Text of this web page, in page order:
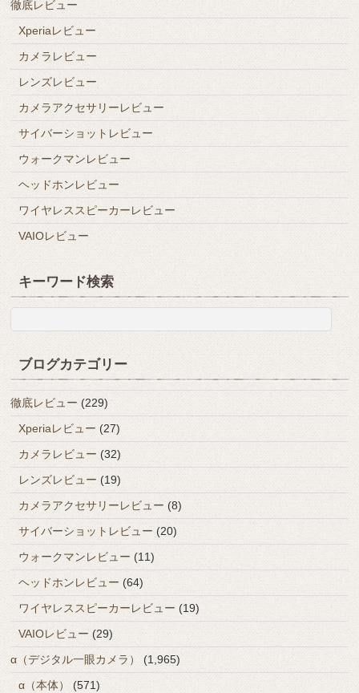
徹底レビュー
Xperiaレビュー
カメラレビュー
レンズレビュー
カメラアクセサリーレビュー
サイバーショットレビュー
ウォークマンレビュー
ヘッドホンレビュー
ワイヤレススピーカーレビュー
VAIOレビュー
キーワード検索
ブログカテゴリー
徹底レビュー (229)
Xperiaレビュー (27)
カメラレビュー (32)
レンズレビュー (19)
カメラアクセサリーレビュー (8)
サイバーショットレビュー (20)
ウォークマンレビュー (11)
ヘッドホンレビュー (64)
ワイヤレススピーカーレビュー (19)
VAIOレビュー (29)
α（デジタル一眼カメラ）
(1,965)
α（本体） (571)